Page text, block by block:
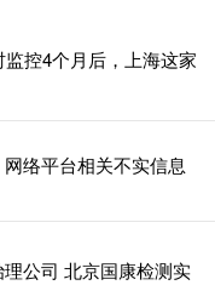
控4个月后，上海这家
络平台相关不实信息
公司 北京国康检测实